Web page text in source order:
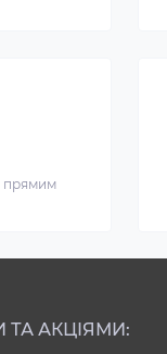
прямим
ТА АКЦІЯМИ: